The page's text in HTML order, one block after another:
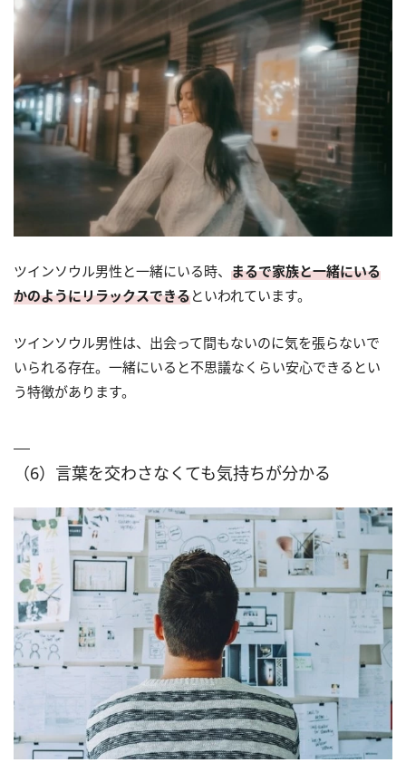
ツインソウル男性と一緒にいる時、 まるで家族と一緒にいる
かのようにリラックスできるといわれています。
ツインソウル男性は、出会って間もないのに気を張らないで
いられる存在。一緒にいると不思議なくらい安心できるとい
う特徴があります。
（6）言葉を交わさなくても気持ちが分かる